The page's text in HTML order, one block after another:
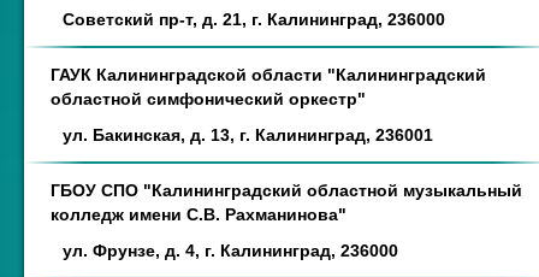
Советский пр-т, д. 21, г. Калининград, 236000
ГАУК Калининградской области "Калининградский
областной симфонический оркестр"
ул. Бакинская, д. 13, г. Калининград, 236001
ГБОУ СПО "Калининградский областной музыкальный
колледж имени С.В. Рахманинова"
ул. Фрунзе, д. 4, г. Калининград, 236000